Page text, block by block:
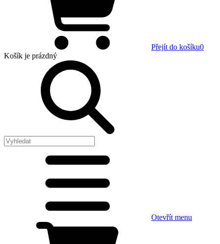
Přejít do košíku0
Košík je prázdný
Otevřít menu